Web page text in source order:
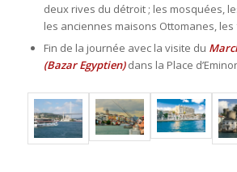
deux rives du détroit ; les mosquées,
les anciennes maisons Ottomanes,
Fin de la journée avec la visite du
(Bazar Egyptien)dans la Place